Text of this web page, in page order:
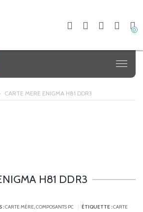
0
CARTE MERE ENIGMA H81 DDR3
H81 DDR3
:CARTE MÈRE,COMPOSANTS PC ÉTIQUETTE :CARTE